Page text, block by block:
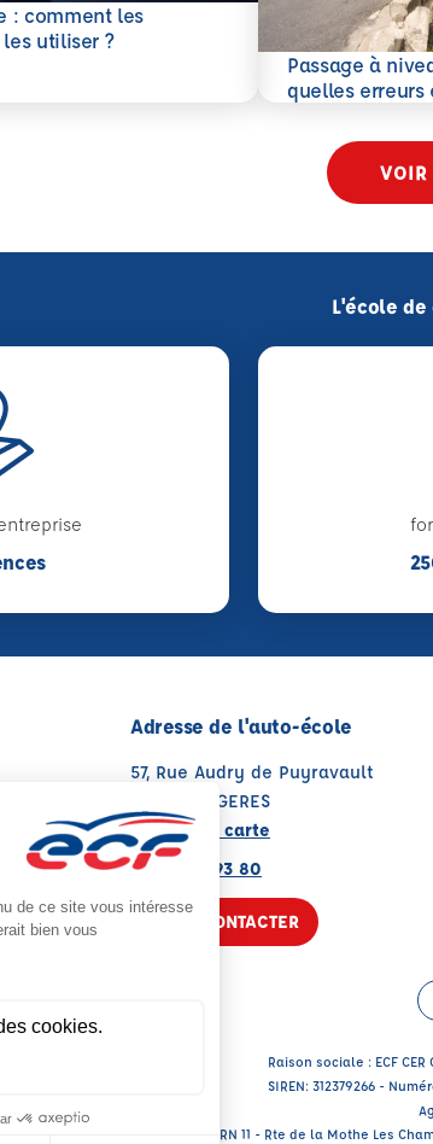
: comment les
utiliser ?
Passage à
quelles erreurs
En savoir plus
VOIR
L'école
Adresse de l'auto-école
57, Rue Audry de Puyravault
17700 SURGERES
Voir sur la carte
05 49 08 93 80
NOUS CONTACTER
Raison sociale : ECF CER
SIREN: 312379266 -
Siège social : RN 11 - Rte de la Mothe Les